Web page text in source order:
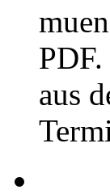
aus